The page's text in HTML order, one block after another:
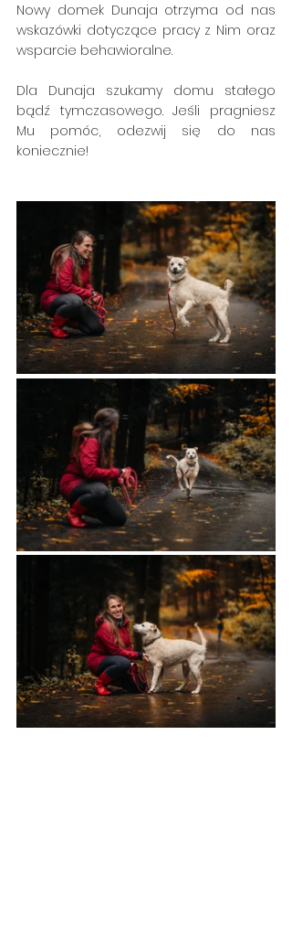
Nowy domek Dunaja otrzyma od nas
wskazówki dotyczące pracy z Nim oraz
wsparcie behawioralne.
Dla Dunaja szukamy domu stałego
bądź tymczasowego. Jeśli pragniesz
Mu pomóc, odezwij się do nas
koniecznie!